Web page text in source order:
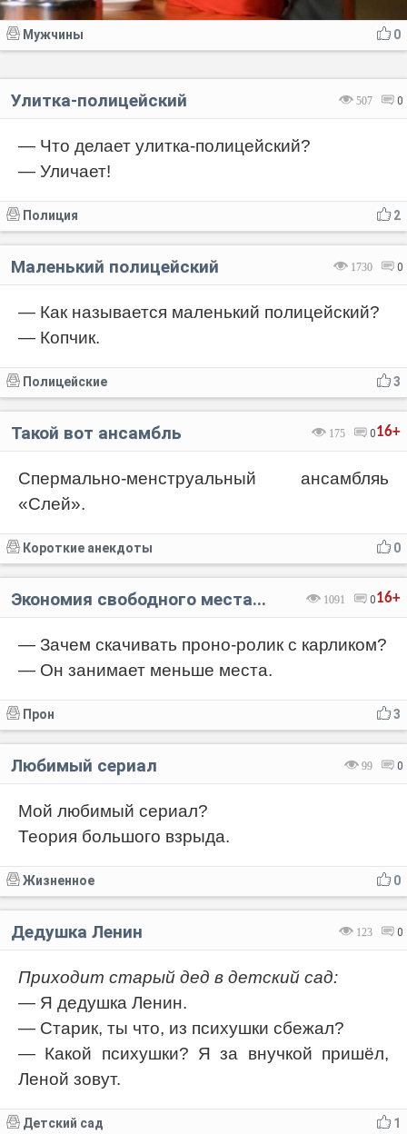
0
Мужчины
507 0
Улитка-полицейский
— Что делает улитка-полицейский?
— Уличает!
2
Полиция
1730 0
Маленький полицейский
— Как называется маленький полицейский?
— Копчик.
3
Полицейские
16+
175 0
Такой вот ансамбль
Спермально-менструальный ансамбляь
«Слей».
0
Короткие анекдоты
16+
1091 0
Экономия свободного места...
— Зачем скачивать проно-ролик с карликом?
— Он занимает меньше места.
3
Прон
99 0
Любимый сериал
Мой любимый сериал?
Теория большого взрыда.
0
Жизненное
123 0
Дедушка Ленин
Приходит старый дед в детский сад:
— Я дедушка Ленин.
— Старик, ты что, из психушки сбежал?
— Какой психушки? Я за внучкой пришёл,
Леной зовут.
1
Детский сад